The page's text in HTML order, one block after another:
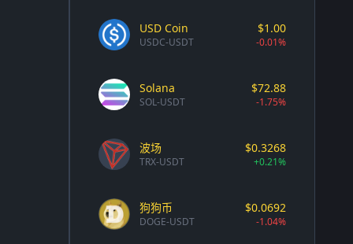
USD Coin
USDC-USDT
$1.00
-0.01%
Solana
SOL-USDT
$72.88
-1.75%
波场
TRX-USDT
$0.3268
+0.21%
狗狗币
DOGE-USDT
$0.0692
-1.04%